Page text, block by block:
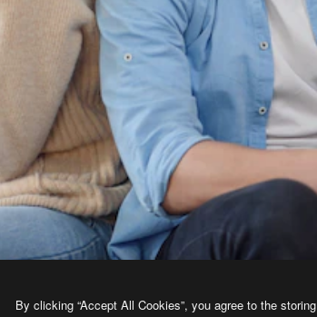
By clicking “Accept All Cookies”, you agree to the